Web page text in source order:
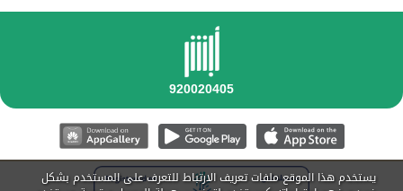
يستخدم هذا الموقع ملفات تعريف الارتباط للتعرف على المستخدم بشكل